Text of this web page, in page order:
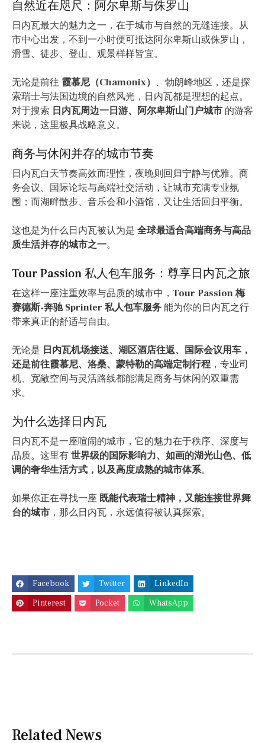
自然近在咫尺：阿尔卑斯与侏罗山
日内瓦最大的魅力之一，在于城市与自然的无缝连接。从
市中心出发，不到一小时便可抵达阿尔卑斯山或侏罗山，
滑雪、徒步、登山、观景样样皆宜。
无论是前往 霞慕尼（Chamonix） 、勃朗峰地区，还是探
索瑞士与法国边境的自然风光，日内瓦都是理想的起点。
对于搜索 日内瓦周边一日游、阿尔卑斯山门户城市 的游客
来说，这里极具战略意义。
商务与休闲并存的城市节奏
日内瓦白天节奏高效而理性，夜晚则回归宁静与优雅。商
务会议、国际论坛与高端社交活动，让城市充满专业氛
围；而湖畔散步、音乐会和小酒馆，又让生活回归平衡。
这也是为什么日内瓦被认为是 全球最适合高端商务与高品
质生活并存的城市之一。
Tour Passion 私人包车服务：尊享日内瓦之旅
在这样一座注重效率与品质的城市中， Tour Passion 梅
赛德斯-奔驰 Sprinter 私人包车服务 能为你的日内瓦之行
带来真正的舒适与自由。
无论是 日内瓦机场接送、湖区酒店往返、国际会议用车，
还是前往霞慕尼、洛桑、蒙特勒的高端定制行程，专业司
机、宽敞空间与灵活路线都能满足商务与休闲的双重需
求。
为什么选择日内瓦
日内瓦不是一座喧闹的城市，它的魅力在于秩序、深度与
品质。这里有 世界级的国际影响力、如画的湖光山色、低
调的奢华生活方式，以及高度成熟的城市体系。
如果你正在寻找一座 既能代表瑞士精神，又能连接世界舞
台的城市 ，那么日内瓦，永远值得被认真探索。
Facebook Twitter
LinkedIn
Pinterest
Pocket WhatsApp
Related News